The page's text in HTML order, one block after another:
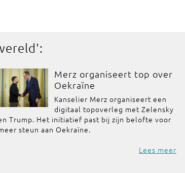
':
Merz organiseert top over
Oekraïne
Kanselier Merz organiseert een
digitaal topoverleg met Zelensky
Trump. Het initiatief past bij zijn belofte voor
steun aan Oekraïne.
Lees meer